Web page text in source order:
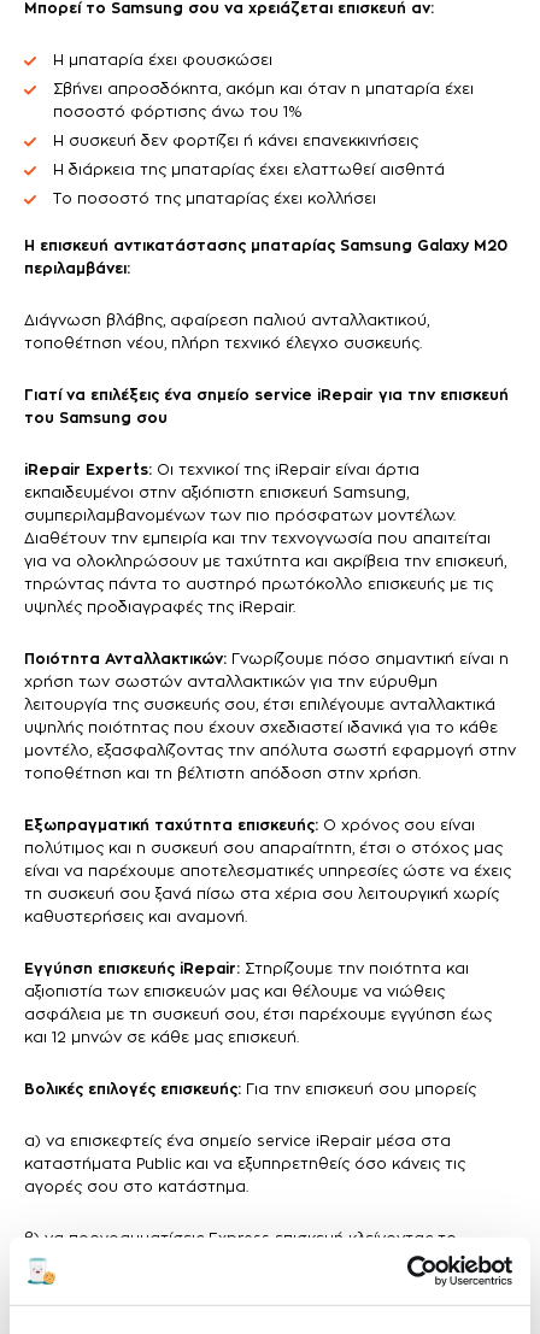
Μπορεί το Samsung σου να χρειάζεται επισκευή αν:
Η μπαταρία έχει φουσκώσει
Σβήνει απροσδόκητα, ακόμη και όταν η μπαταρία έχει
ποσοστό φόρτισης άνω του 1%
Η συσκευή δεν φορτίζει ή κάνει επανεκκινήσεις
Η διάρκεια της μπαταρίας έχει ελαττωθεί αισθητά
Το ποσοστό της μπαταρίας έχει κολλήσει
Η επισκευή αντικατάστασης μπαταρίας Samsung Galaxy M20
περιλαμβάνει:
Διάγνωση βλάβης, αφαίρεση παλιού ανταλλακτικού,
τοποθέτηση νέου, πλήρη τεχνικό έλεγχο συσκευής.
Γιατί να επιλέξεις ένα σημείο service iRepair για την επισκευή
του Samsung σου
iRepair Experts: Οι τεχνικοί της iRepair είναι άρτια
εκπαιδευμένοι στην αξιόπιστη επισκευή Samsung,
συμπεριλαμβανομένων των πιο πρόσφατων μοντέλων.
Διαθέτουν την εμπειρία και την τεχνογνωσία που απαιτείται
για να ολοκληρώσουν με ταχύτητα και ακρίβεια την επισκευή,
τηρώντας πάντα το αυστηρό πρωτόκολλο επισκευής με τις
υψηλές προδιαγραφές της iRepair.
Ποιότητα Ανταλλακτικών:Γνωρίζουμε πόσο σημαντική είναι η
χρήση των σωστών ανταλλακτικών για την εύρυθμη
λειτουργία της συσκευής σου, έτσι επιλέγουμε ανταλλακτικά
υψηλής ποιότητας που έχουν σχεδιαστεί ιδανικά για το κάθε
μοντέλο, εξασφαλίζοντας την απόλυτα σωστή εφαρμογή στην
τοποθέτηση και τη βέλτιστη απόδοση στην χρήση.
Εξωπραγματική ταχύτητα επισκευής: Ο χρόνος σου είναι
πολύτιμος και η συσκευή σου απαραίτητη, έτσι ο στόχος μας
είναι να παρέχουμε αποτελεσματικές υπηρεσίες ώστε να έχεις
τη συσκευή σου ξανά πίσω στα χέρια σου λειτουργική χωρίς
καθυστερήσεις και αναμονή.
Εγγύηση επισκευής iRepair: Στηρίζουμε την ποιότητα και
αξιοπιστία των επισκευών μας και θέλουμε να νιώθεις
ασφάλεια με τη συσκευή σου, έτσι παρέχουμε εγγύηση έως
και 12 μηνών σε κάθε μας επισκευή.
Βολικές επιλογές επισκευής:Για την επισκευή σου μπορείς
α) να επισκεφτείς ένα σημείο service iRepair μέσα στα
καταστήματα Public και να εξυπηρετηθείς όσο κάνεις τις
αγορές σου στο κατάστημα.
β) να προγραμματίσεις Express επισκευή κλείνοντας το
ραντεβού σου online από το site μας επιλέγοντας το
κατάστημα, τη μέρα και την ώρα που σε βολεύει για να
εξυπηρετηθείς με προτεραιότητα άμεσα, χωρίς αναμονή.